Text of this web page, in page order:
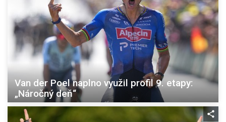
Van der Poel naplno využil profil 9. etapy:
„Náročný deň“